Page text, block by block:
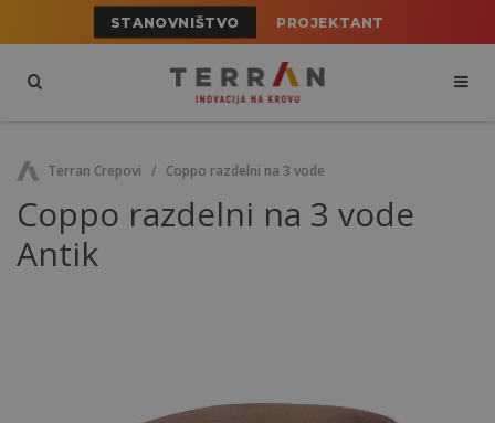
STANOVNIŠTVO PROJEKTANT
Terran Crepovi Coppo razdelni na 3 vode
Coppo razdelni na 3 vode
Antik